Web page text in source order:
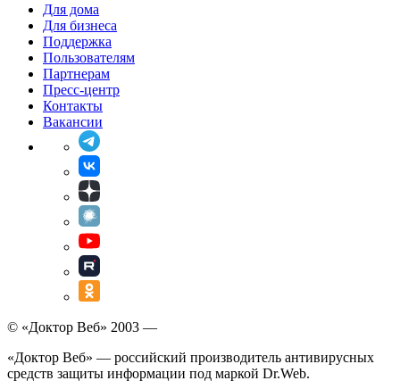
Для дома
Для бизнеса
Поддержка
Пользователям
Партнерам
Пресс-центр
Контакты
Вакансии
© «Доктор Веб» 2003 —
«Доктор Веб» — российский производитель антивирусных
средств защиты информации под маркой Dr.Web.